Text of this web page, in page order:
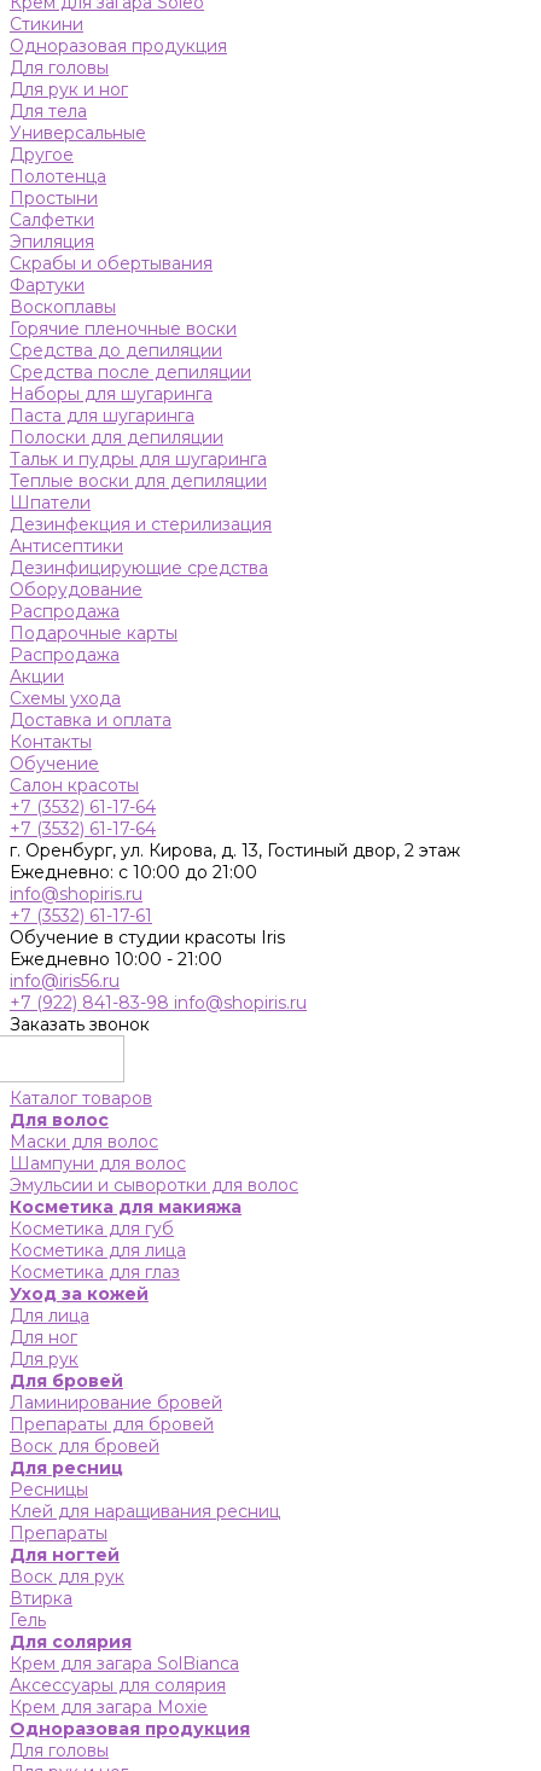
Стикини
Одноразовая продукция
Для головы
Для рук и ног
Для тела
Универсальные
Другое
Полотенца
Простыни
Салфетки
Эпиляция
Скрабы и обертывания
Фартуки
Воскоплавы
Горячие пленочные воски
Средства до депиляции
Средства после депиляции
Наборы для шугаринга
Паста для шугаринга
Полоски для депиляции
Тальк и пудры для шугаринга
Теплые воски для депиляции
Шпатели
Дезинфекция и стерилизация
Антисептики
Дезинфицирующие средства
Оборудование
Распродажа
Подарочные карты
Распродажа
Акции
Схемы ухода
Доставка и оплата
Контакты
Обучение
Салон красоты
+7 (3532) 61-17-64
+7 (3532) 61-17-64
г. Оренбург, ул. Кирова, д. 13, Гостиный двор, 2 этаж
Ежедневно: с 10:00 до 21:00
info@shopiris.ru
+7 (3532) 61-17-61
Обучение в студии красоты Iris
Ежедневно 10:00 - 21:00
info@iris56.ru
+7 (922) 841-83-98 info@shopiris.ru
Заказать звонок
Каталог товаров
Для волос
Маски для волос
Шампуни для волос
Эмульсии и сыворотки для волос
Косметика для макияжа
Косметика для губ
Косметика для лица
Косметика для глаз
Уход за кожей
Для лица
Для ног
Для рук
Для бровей
Ламинирование бровей
Препараты для бровей
Воск для бровей
Для ресниц
Ресницы
Клей для наращивания ресниц
Препараты
Для ногтей
Воск для рук
Втирка
Гель
Для солярия
Крем для загара SolBianca
Аксессуары для солярия
Крем для загара Moxie
Одноразовая продукция
Для головы